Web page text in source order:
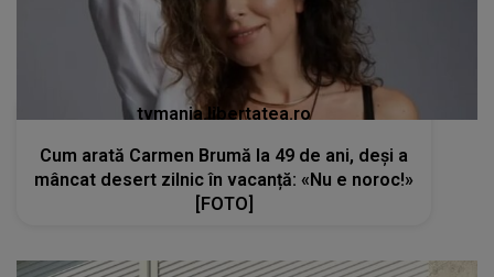
tvmania.libertatea.ro
Cum arată Carmen Brumă la 49 de ani, deși a
mâncat desert zilnic în vacanță: «Nu e noroc!»
[FOTO]